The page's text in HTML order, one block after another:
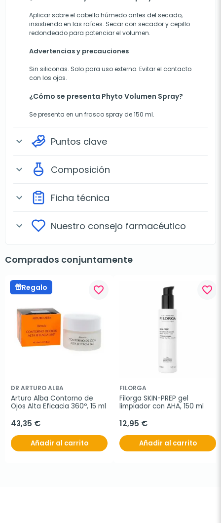
Aplicar sobre el cabello húmedo antes del secado,
insistiendo en las raíces. Secar con secador y cepillo
redondeado para potenciar el volumen.
Advertencias y precauciones
Sin siliconas. Solo para uso externo. Evitar el contacto
con los ojos.
¿Cómo se presenta Phyto Volumen Spray?
Se presenta en un frasco spray de 150 ml.
expand_more Puntos clave
expand_more Composición
expand_more Ficha técnica
expand_more Nuestro consejo farmacéutico
Comprados conjuntamente
Regalo favorite_border
DR ARTURO ALBA
Arturo Alba Contorno de
Ojos Alta Eficacia 360º, 15 ml
43,35 €
Añadir al carrito
favorite_border
FILORGA
Filorga SKIN-PREP gel
limpiador con AHA, 150 ml
12,95 €
Añadir al carrito